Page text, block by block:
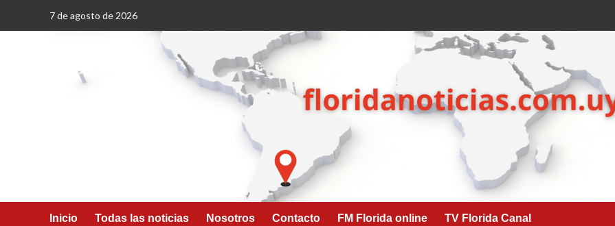
7 de agosto de 2026
Inicio Todas las noticias Nosotros Contacto FM Florida online TV Florida Canal